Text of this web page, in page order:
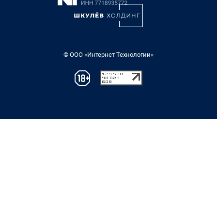
© ООО «Интернет Технологии»